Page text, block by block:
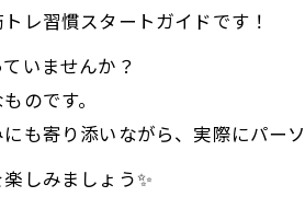
レ習慣スタートガイドです！
いませんか？
のです。
も寄り添いながら、実際にパー
しみましょう✨